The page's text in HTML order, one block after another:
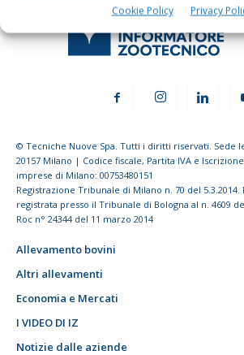
Cookie Policy Privacy
© Tecniche Nuove Spa. Tutti i diritti riservati. Sede
20157 Milano | Codice fiscale, Partita IVA e
imprese di Milano: 00753480151
Registrazione Tribunale di Milano n. 70 del
registrata presso il Tribunale di Bologna al n. 4609
Roc n° 24344 del 11 marzo 2014
Allevamento bovini
Altri allevamenti
Economia e Mercati
I VIDEO DI IZ
Notizie dalle aziende